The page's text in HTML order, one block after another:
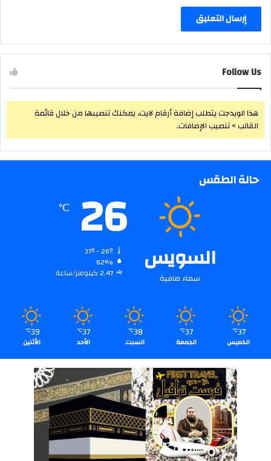
Follow Us
هذا الويدجت يتطلب إضافة أرقام لايت، يمكنك تنصيبها من خلال قائمة
القالب > تنصيب الإضافات.
حالة الطقس
السويس
سماء صافية
26
℃
62%
2.47 كيلومتر/ساعة
37
℃
الخميس
37
℃
الجمعة
38
℃
السبت
37
℃
الأحد
39
℃
الأثنين